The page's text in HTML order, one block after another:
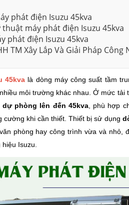
phát điện Isuzu 45kva
thuật máy phát điện Isuzu 45kva
phát điện Isuzu 45kva
TM Xây Lắp Và Giải Pháp
45kva là dòng máy công suất tầm
môi trường khác nhau. Ở mức tải
phòng lên đến 45kva, phù hợp
cường khi cần thiết. Thiết bị sử dụng
phòng hay công trình vừa và nhỏ,
Isuzu.